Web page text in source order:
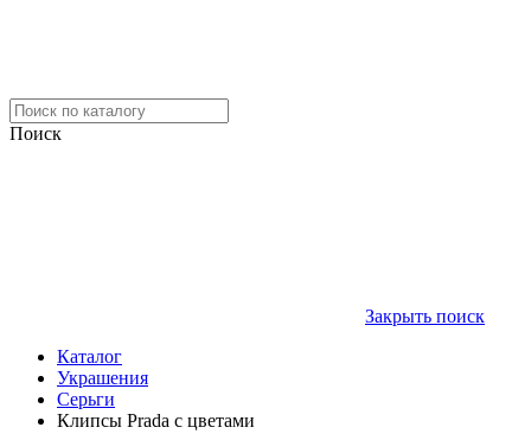
Поиск
Закрыть поиск
Каталог
Украшения
Серьги
Клипсы Prada с цветами